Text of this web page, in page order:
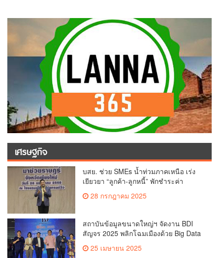
เศรษฐกิจ
บสย. ช่วย SMEs น้ำท่วมภาคเหนือ เร่ง
เยียวยา “ลูกค้า-ลูกหนี้” พักชำระค่า
28 กรกฎาคม 2025
สถาบันข้อมูลขนาดใหญ่ฯ จัดงาน BDI
สัญจร 2025 พลิกโฉมเมืองด้วย Big Data
ข้อมูลเพื่อยกระดับเมือง สังคม และ
25 เมษายน 2025